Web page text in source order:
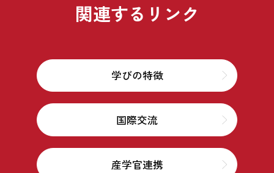
関連するリンク
学びの特徴
国際交流
産学官連携